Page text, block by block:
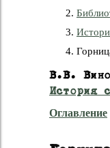
В.В.
История
Оглавление